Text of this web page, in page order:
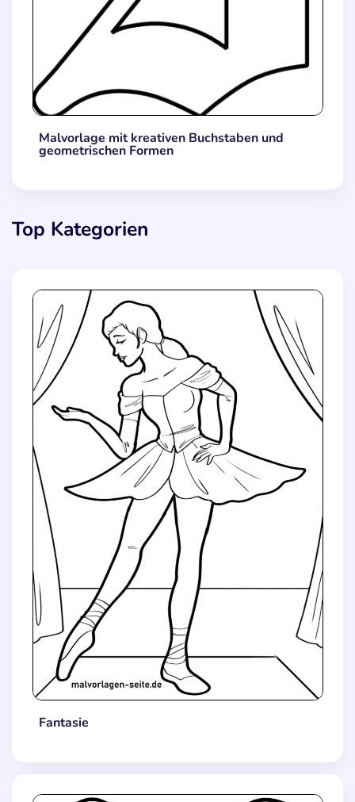
Malvorlage mit kreativen Buchstaben und
geometrischen Formen
Top Kategorien
Fantasie